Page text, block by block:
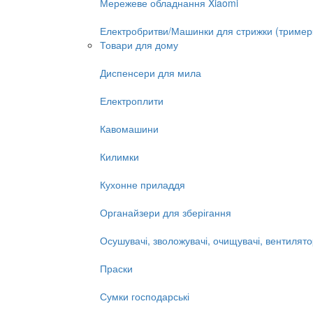
Мережеве обладнання Xiaomi
Електробритви/Машинки для стрижки
Товари для дому
Диспенсери для мила
Електроплити
Кавомашини
Килимки
Кухонне приладдя
Органайзери для зберігання
Осушувачі, зволожувачі, очищувачі,
Праски
Сумки господарські